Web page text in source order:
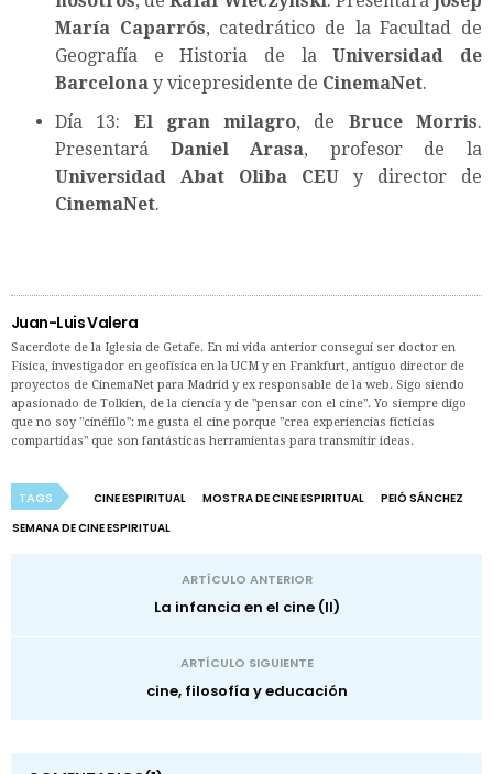
María Caparrós, catedrático de la Facultad de
Geografía e Historia de laUniversidad de
Barcelona y vicepresidente de CinemaNet.
Día 13: El gran milagro, de Bruce Morris.
Presentará Daniel Arasa, profesor de la
Universidad Abat Oliba CEU y director de
CinemaNet.
Juan-Luis Valera
Sacerdote de la Iglesia de Getafe. En mi vida anterior conseguí ser doctor en
Física, investigador en geofísica en la UCM y en Frankfurt, antiguo director de
proyectos de CinemaNet para Madrid y ex responsable de la web. Sigo siendo
apasionado de Tolkien, de la ciencia y de "pensar con el cine". Yo siempre digo
que no soy "cinéfilo": me gusta el cine porque "crea experiencias ficticias
compartidas" que son fantásticas herramientas para transmitir ideas.
TAGS CINE ESPIRITUAL MOSTRA DE CINE ESPIRITUAL
PEIÓ SÁNCHEZ
SEMANA DE CINE ESPIRITUAL
ARTÍCULO ANTERIOR
La infancia en el cine (II)
ARTÍCULO SIGUIENTE
cine, filosofía y educación